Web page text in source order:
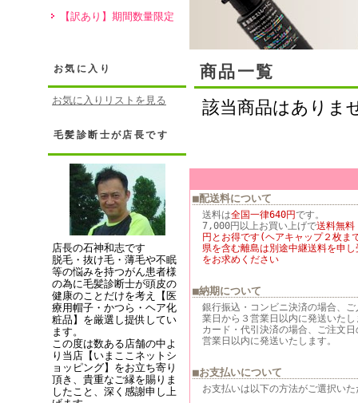
【訳あり】期間数量限定
お気に入り
お気に入りリストを見る
毛髪診断士が店長です
店長の石神和志です
脱毛・抜け毛・薄毛や不眠
等の悩みを持つがん患者様
の為に毛髪診断士が頭皮の
健康のことだけを考え【医
療用帽子・かつら・ヘア化
粧品】を厳選し提供してい
ます。
この度は数ある店舗の中よ
り当店【いまここネットシ
ョッピング】をお立ち寄り
頂き、貴重なご縁を賜りま
したこと、深く感謝申し上
商品一覧
該当商品はありま
■配送料について
送料は全国一律640円です。
7,000円以上お買い上げで送料無料
円とお得です(ヘアキャップ２枚ま
県を含む離島は別途中継送料を申
をお求めください
■納期について
銀行振込・コンビニ決済の場合、
業日から３営業日以内に発送いたし
カード・代引決済の場合、ご注文
営業日以内に発送いたします。
■お支払いについて
お支払いは以下の方法がご選択い